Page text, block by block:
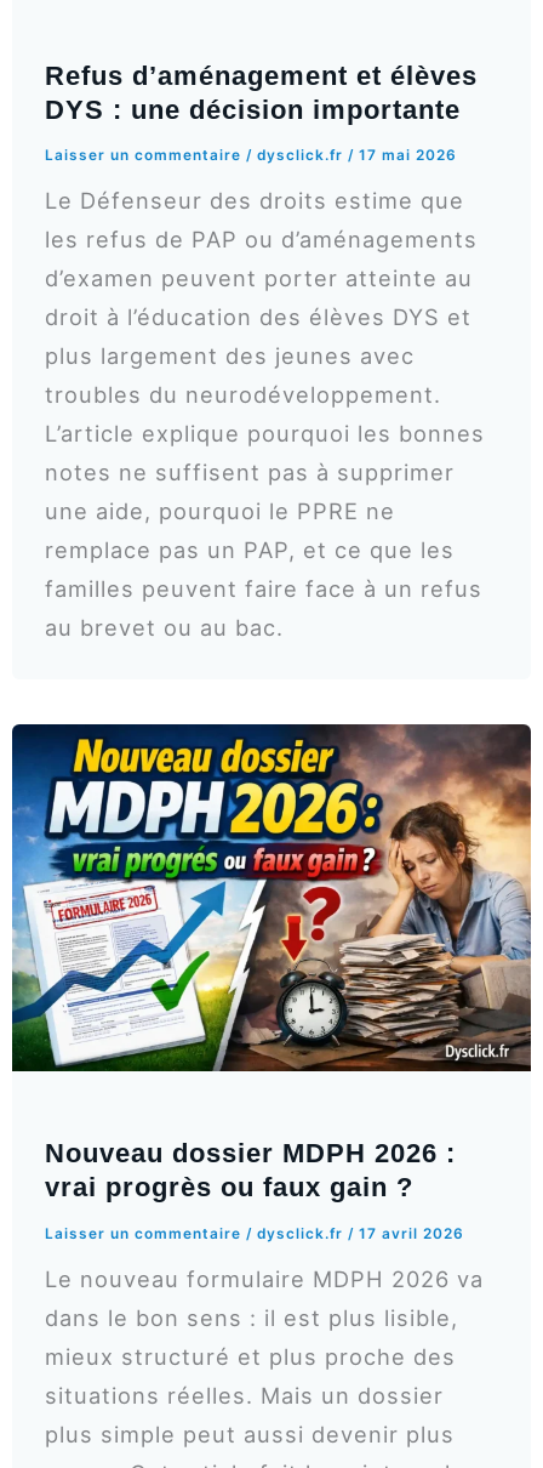
Refus d’aménagement et élèves
DYS : une décision importante
Laisser un commentaire /dysclick.fr/17 mai 2026
Le Défenseur des droits estime que
les refus de PAP ou d’aménagements
d’examen peuvent porter atteinte au
droit à l’éducation des élèves DYS et
plus largement des jeunes avec
troubles du neurodéveloppement.
L’article explique pourquoi les bonnes
notes ne suffisent pas à supprimer
une aide, pourquoi le PPRE ne
remplace pas un PAP, et ce que les
familles peuvent faire face à un refus
au brevet ou au bac.
Nouveau dossier MDPH 2026 :
vrai progrès ou faux gain ?
Laisser un commentaire /dysclick.fr /17 avril 2026
Le nouveau formulaire MDPH 2026 va
dans le bon sens : il est plus lisible,
mieux structuré et plus proche des
situations réelles. Mais un dossier
plus simple peut aussi devenir plus